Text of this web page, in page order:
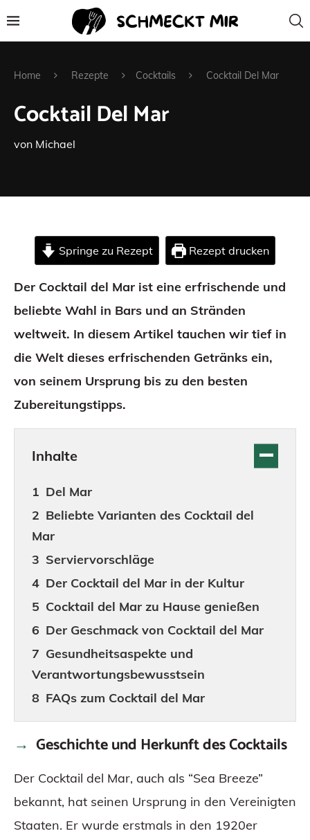
Home Rezepte Cocktails Cocktail Del Mar
Cocktail Del Mar
von Michael
Springe zu Rezept Rezept drucken
Der Cocktail del Mar ist eine erfrischende und
beliebte Wahl in Bars und an Stränden
weltweit. In diesem Artikel tauchen wir tief in
die Welt dieses erfrischenden Getränks ein,
von seinem Ursprung bis zu den besten
Zubereitungstipps.
Inhalte
Del Mar
Beliebte Varianten des Cocktail del
Mar
Serviervorschläge
Der Cocktail del Mar in der Kultur
Cocktail del Mar zu Hause genießen
Der Geschmack von Cocktail del Mar
Gesundheitsaspekte und
Verantwortungsbewusstsein
FAQs zum Cocktail del Mar
Geschichte und Herkunft des Cocktails
Der Cocktail del Mar, auch als “Sea Breeze”
bekannt, hat seinen Ursprung in den Vereinigten
Staaten. Er wurde erstmals in den 1920er